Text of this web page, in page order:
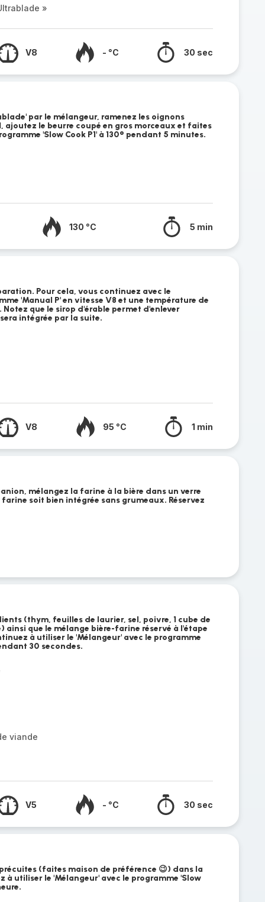
»
V8 - °C 30 sec
par le mélangeur, ramenez les oignons
ajoutez le beurre coupé en gros morceaux et faites
'Slow Cook P1' à 130° pendant 5 minutes.
130 °C 5 min
Pour cela, vous continuez avec le
'Manual P' en vitesse V8 et une température de
que le sirop d'érable permet d'enlever
intégrée par la suite.
V8 95 °C 1 min
mélangez la farine à la bière dans un verre
soit bien intégrée sans grumeaux. Réservez
(thym, feuilles de laurier, sel, poivre, 1 cube de
que le mélange bière-farine réservé à l'étape
à utiliser le 'Mélangeur' avec le programme
30 secondes.
viande
V5 - °C 30 sec
(faites maison de préférence 😉) dans la
à utiliser le 'Mélangeur' avec le programme 'Slow